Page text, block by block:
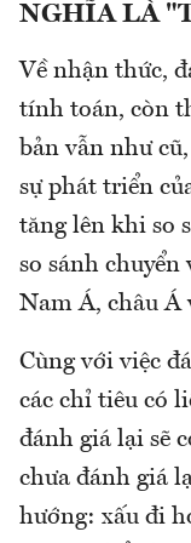
NGHĨA LÀ
Về nhận thức,
tính toán, còn
bản vẫn như
sự phát triển
tăng lên khi so
so sánh
Nam Á, châu Á
Cùng với việc
các chỉ tiêu có
đánh giá lại sẽ
chưa đánh giá
hướng: xấu đi